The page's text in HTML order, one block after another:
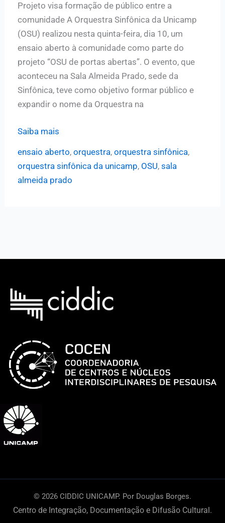
Projeto visa formação de público entre a
comunidade A Orquestra Sinfônica da Unicamp
(OSU) realizou nesta quinta-feira, dia 10, um
ensaio aberto à comunidade como parte do
projeto “OSU de portas abertas”. O evento, que
aconteceu na Sala Almeida Prado, sede da
Sinfônica, teve como objetivo formar público e
expandir o nome da Orquestra na
OSU
abertas:
Sinfônica
aberto
na
Sala
Prado
Saiba mais
ensaio aberto, orquestra, orquestra sinfônica,
orquestra sinfônica da unicamp, OSU, sala
almeida prado
© 2026 CIDDIC UNICAMP. Por Douglas Borges.
Centro de Integração, Documentação e Difusão Cultural.